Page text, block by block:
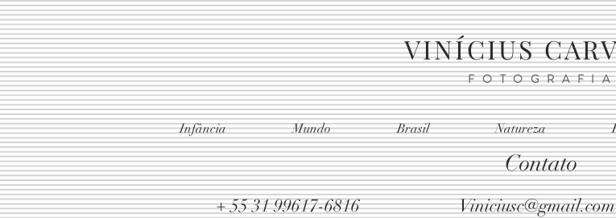
VINÍCIUS
Infância Mundo Brasil Natureza
Contato
+ 55 31 99617-6816Viniciusc@gmail.com